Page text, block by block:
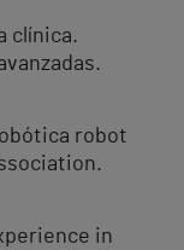
clínica.
robot
in